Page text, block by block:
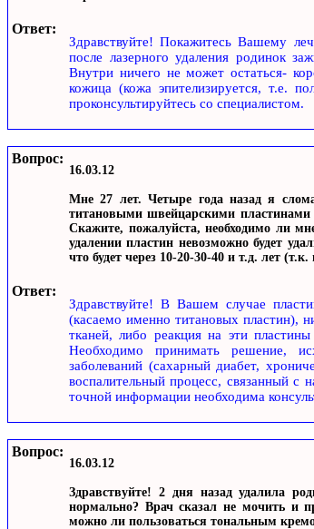
Ответ:
Здравствуйте! Покажитесь Вашему
после лазерного удаления родинок
Внутри ничего не может остаться-
кожица (кожа эпителизируется, т.е.
проконсультируйтесь со специалистом.
Вопрос:
16.03.12
Мне 27 лет. Четыре года назад я
титановыми швейцарскими
Скажите, пожалуйста, необходимо ли
удалении пластин невозможно будет
что будет через 10-20-30-40 и т.д. лет
Ответ:
Здравствуйте! В Вашем случае
(касаемо именно титановых пластин),
тканей, либо реакция на эти
Необходимо принимать решение,
заболеваний (сахарный диабет,
воспалительный процесс, связанный с
точной информации необходима
Вопрос:
16.03.12
Здравствуйте! 2 дня назад удалила
нормально? Врач сказал не мочить и
можно ли пользоваться тональным